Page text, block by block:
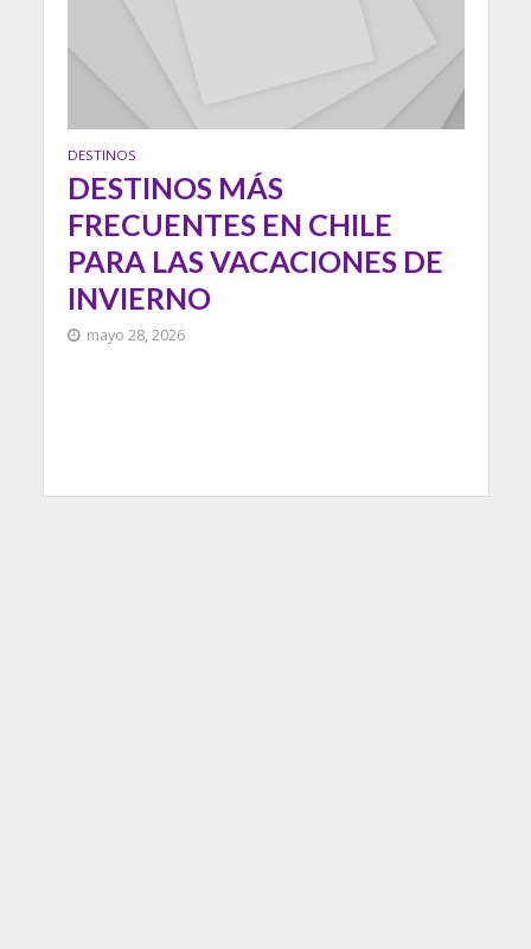
DESTINOS
DESTINOS MÁS
FRECUENTES EN CHILE
PARA LAS VACACIONES DE
INVIERNO
mayo 28, 2026